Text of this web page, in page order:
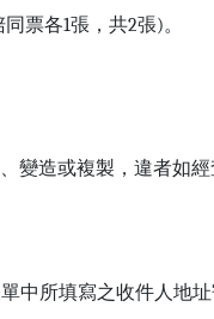
票各1張，共2張)。
變造或複製，違者如
中所填寫之收件人地